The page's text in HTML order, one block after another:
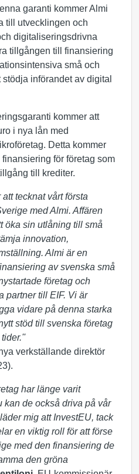
garanti kommer Almi
till utvecklingen och
digitaliseringsdrivna
tillgången till finansiering
små och
införandet av digital
kommer att
i nya lån med
Detta kommer
för företag som
till krediter.
tecknat vårt första
med Almi. Affären
öka sin utlåning till små
innovation,
Almi är en
av svenska små
företag och
partner till EIF. Vi är
vidare på denna starka
stöd till svenska företag
verkställande direktör
har länge varit
kan de också driva på vår
mig att InvestEU, tack
en viktig roll för att förse
med den finansiering de
den gröna